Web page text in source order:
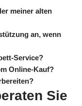
meiner alten
an, wenn
Service?
Online-Kauf?
Sie